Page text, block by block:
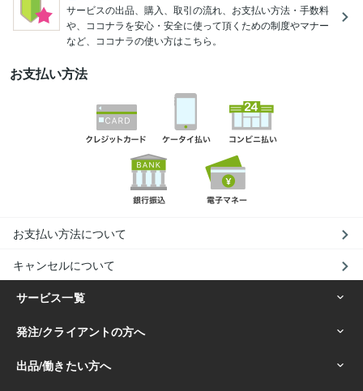
サービスの出品、購入、取引の流れ、お支払い方法・手数料
や、ココナラを安心・安全に使って頂くための制度やマナー
など、ココナラの使い方はこちら。
お支払い方法
お支払い方法について
キャンセルについて